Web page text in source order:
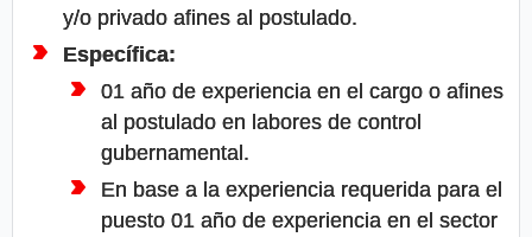
y/o privado afines al postulado.
Específica:
01 año de experiencia en el cargo o afines
al postulado en labores de control
gubernamental.
En base a la experiencia requerida para el
puesto 01 año de experiencia en el sector